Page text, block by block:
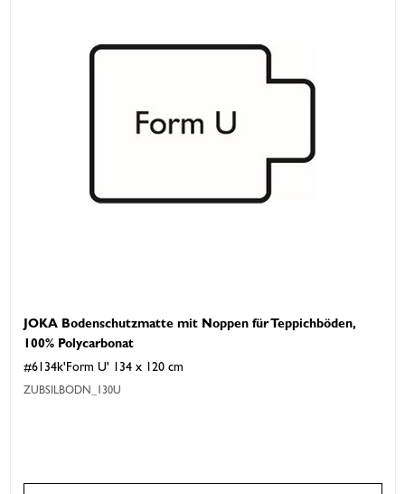
JOKA Bodenschutzmatte mit Noppen für Teppichböden,
100% Polycarbonat
#6134k'Form U' 134 x 120 cm
ZUBSILBODN_130U